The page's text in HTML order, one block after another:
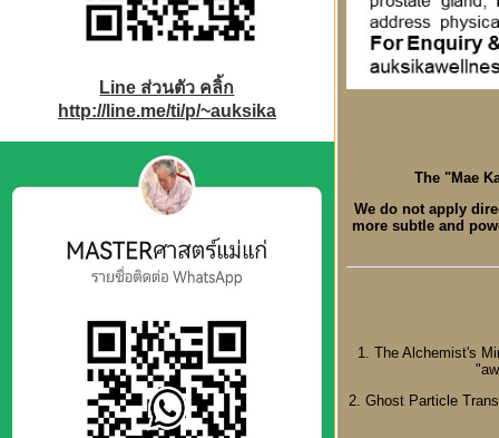
Line ส่วนตัว คลิ้ก
http://line.me/ti/p/~auksika
The "Mae
We do not apply
more subtle and
1. The Alchemist's
2. Ghost Particle